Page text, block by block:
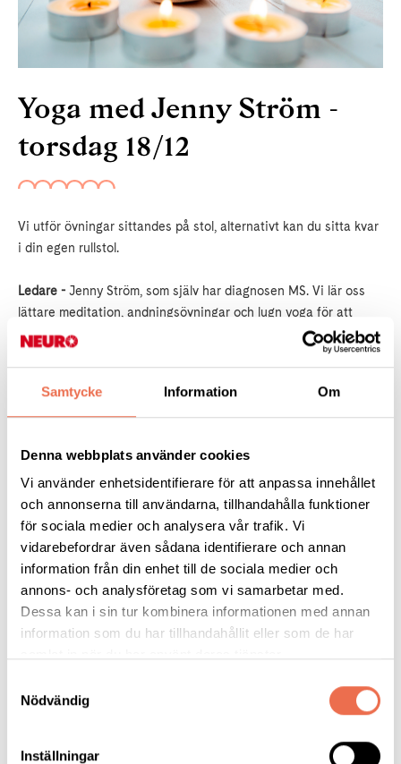
Samtycke Information Om
Denna webbplats använder cookies
Vi använder enhetsidentifierare för att anpassa innehållet
och annonserna till användarna, tillhandahålla funktioner
för sociala medier och analysera vår trafik. Vi
vidarebefordrar även sådana identifierare och annan
information från din enhet till de sociala medier och
annons- och analysföretag som vi samarbetar med.
Dessa kan i sin tur kombinera informationen med annan
information som du har tillhandahållit eller som de har
Nödvändig
Inställningar
Yoga med Jenny Ström -
torsdag 18/12
Vi utför övningar sittandes på stol, alternativt kan du sitta kvar
i din egen rullstol.
Ledare - Jenny Ström, som själv har diagnosen MS. Vi lär oss
lättare meditation, andningsövningar och lugn yoga för att
skapa närvaro och släppa på spänningar.
Tid -14:00 - 15:30, inklusive avslut med kaffe och bulle, 30 kr
Var -i vår lokal på Fatbursgatan 19, dörren till vänster om
porten till bostadshuset.
Anmälan -gör du genom att mejla senast 16/12 till
stockholm@neuro.seBegränsat antal platser.
Varmt välkommen till mjuk och lugn yoga som passar alla!
Tipsa